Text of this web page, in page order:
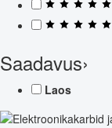
Saadavus›
Laos